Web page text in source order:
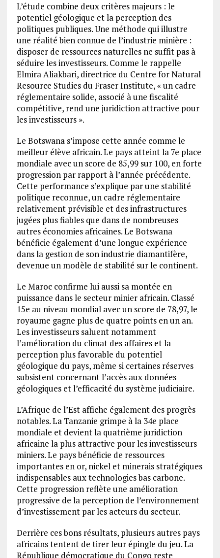
L’étude combine deux critères majeurs : le
potentiel géologique et la perception des
politiques publiques. Une méthode qui illustre
une réalité bien connue de l’industrie minière :
disposer de ressources naturelles ne suffit pas à
séduire les investisseurs. Comme le rappelle
Elmira Aliakbari, directrice du Centre for Natural
Resource Studies du Fraser Institute, « un cadre
réglementaire solide, associé à une fiscalité
compétitive, rend une juridiction attractive pour
les investisseurs ».
Le Botswana s’impose cette année comme le
meilleur élève africain. Le pays atteint la 7e place
mondiale avec un score de 85,99 sur 100, en forte
progression par rapport à l’année précédente.
Cette performance s’explique par une stabilité
politique reconnue, un cadre réglementaire
relativement prévisible et des infrastructures
jugées plus fiables que dans de nombreuses
autres économies africaines. Le Botswana
bénéficie également d’une longue expérience
dans la gestion de son industrie diamantifère,
devenue un modèle de stabilité sur le continent.
Le Maroc confirme lui aussi sa montée en
puissance dans le secteur minier africain. Classé
15e au niveau mondial avec un score de 78,97, le
royaume gagne plus de quatre points en un an.
Les investisseurs saluent notamment
l’amélioration du climat des affaires et la
perception plus favorable du potentiel
géologique du pays, même si certaines réserves
subsistent concernant l’accès aux données
géologiques et l’efficacité du système judiciaire.
L’Afrique de l’Est affiche également des progrès
notables. La Tanzanie grimpe à la 34e place
mondiale et devient la quatrième juridiction
africaine la plus attractive pour les investisseurs
miniers. Le pays bénéficie de ressources
importantes en or, nickel et minerais stratégiques
indispensables aux technologies bas carbone.
Cette progression reflète une amélioration
progressive de la perception de l’environnement
d’investissement par les acteurs du secteur.
Derrière ces bons résultats, plusieurs autres pays
africains tentent de tirer leur épingle du jeu. La
République démocratique du Congo reste